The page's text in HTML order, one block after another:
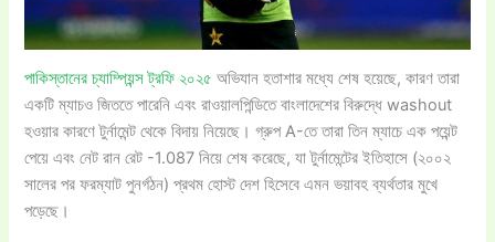
পাকিস্তানের চ্যাম্পিয়ন্স ট্রফি ২০২৫অভিযান হতাশার মধ্যে শেষ হয়েছে, কারণ তারা
একটি ম্যাচও জিততে পারেনি এবং রাওয়ালপিন্ডিতে বাংলাদেশের বিরুদ্ধে washout
হওয়ার কারণে টুর্নামেন্ট থেকে বিদায় নিয়েছে। গ্রুপ A-তে তারা তিন ম্যাচে এক পয়েন্ট
পেয়ে এবং নেট রান রেট -1.087 নিয়ে শেষ করেছে, যা টুর্নামেন্টের ইতিহাসে (২০০২
সালের পর ফরম্যাট পুনর্গঠন) প্রথম হোস্ট দেশ হিসেবে এমন ভয়াবহ ব্যর্থতার মুখে
পড়েছে।